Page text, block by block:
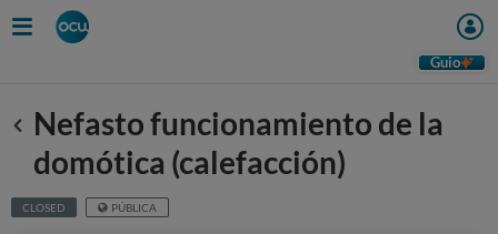
Guio
Anterior
Nefasto funcionamiento de la
domótica (calefacción)
CLOSED PÚBLICA